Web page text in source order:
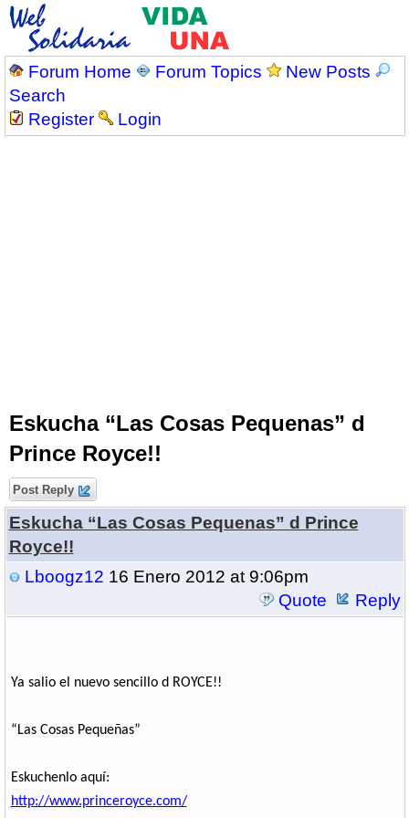
Forum Home Forum Topics
New Posts
Search
Register
Login
Eskucha “Las Cosas Pequenas” d
Prince Royce!!
Post Reply
Eskucha “Las Cosas Pequenas” d Prince
Royce!!
Lboogz12 16 Enero 2012 at 9:06pm
Quote
Reply
Ya salio el nuevo sencillo d ROYCE!!
“Las Cosas Pequeñas”
Eskuchenlo aquí:
http://www.princeroyce.com/